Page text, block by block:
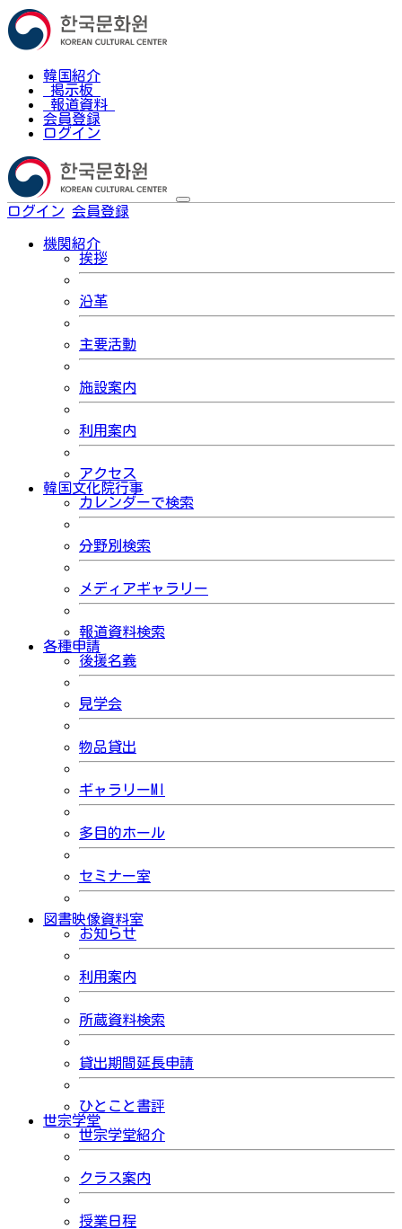
韓国紹介
掲示板
報道資料
会員登録
ログイン
ログイン 会員登録
機関紹介
挨拶
沿革
主要活動
施設案内
利用案内
アクセス
韓国文化院行事
カレンダーで検索
分野別検索
メディアギャラリー
報道資料検索
各種申請
後援名義
見学会
物品貸出
ギャラリーMI
多目的ホール
セミナー室
図書映像資料室
お知らせ
利用案内
所蔵資料検索
貸出期間延長申請
ひとこと書評
世宗学堂
世宗学堂紹介
クラス案内
授業日程